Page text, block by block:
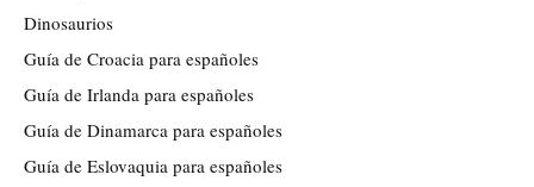
Dinosaurios
Guía de Croacia para españoles
Guía de Irlanda para españoles
Guía de Dinamarca para españoles
Guía de Eslovaquia para españoles